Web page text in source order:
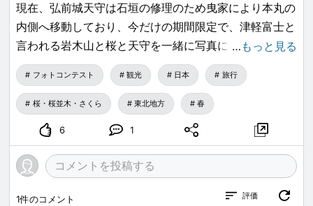
現在、弘前城天守は石垣の修理のため曳家により本丸の
内側へ移動しており、今だけの期間限定で、津軽富士と
言われる岩木山と桜と天守を一緒に写真におさめ、楽し
むことができます。
… もっと見る
フォトコンテスト 観光 日本 旅行
桜・桜並木・さくら 東北地方 春
6 1
1件のコメント 評価